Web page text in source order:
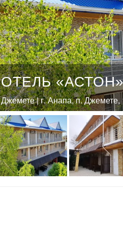
ОТЕЛЬ
Джемете | г. Анапа, п. Джемете,